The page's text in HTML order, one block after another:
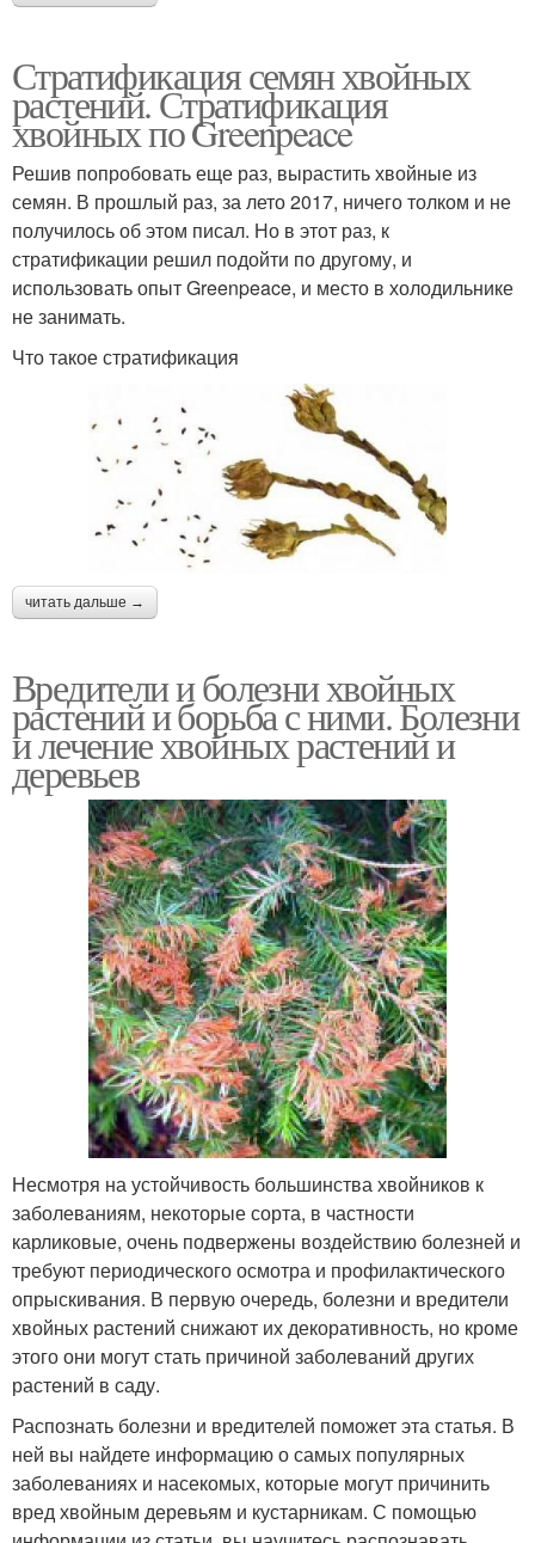
Стратификация семян хвойных
растений. Стратификация
хвойных по Greenpeace
Решив попробовать еще раз, вырастить хвойные из
семян. В прошлый раз, за лето 2017, ничего толком и не
получилось об этом писал. Но в этот раз, к
стратификации решил подойти по другому, и
использовать опыт Greenpeace, и место в холодильнике
не занимать.
Что такое стратификация
читать дальше →
Вредители и болезни хвойных
растений и борьба с ними. Болезни
и лечение хвойных растений и
деревьев
Несмотря на устойчивость большинства хвойников к
заболеваниям, некоторые сорта, в частности
карликовые, очень подвержены воздействию болезней и
требуют периодического осмотра и профилактического
опрыскивания. В первую очередь, болезни и вредители
хвойных растений снижают их декоративность, но кроме
этого они могут стать причиной заболеваний других
растений в саду.
Распознать болезни и вредителей поможет эта статья. В
ней вы найдете информацию о самых популярных
заболеваниях и насекомых, которые могут причинить
вред хвойным деревьям и кустарникам. С помощью